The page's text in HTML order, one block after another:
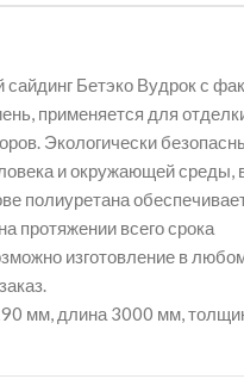
Бетэко Вудрок с
применяется для
Экологически
и окружающей среды,
полиуретана
протяжении всего срока
изготовление в
мм, длина 3000 мм,